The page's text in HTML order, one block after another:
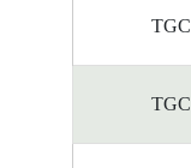
TGC
TGC